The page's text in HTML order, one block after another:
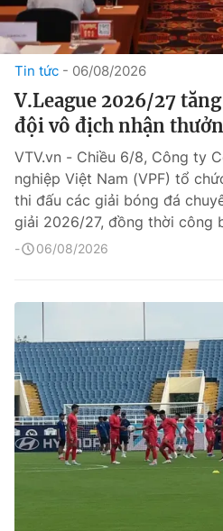
Tin tức 06/08/2026
V.League 2026/27
đội vô địch nhận
VTV.vn - Chiều 6/8, Công ty
nghiệp Việt Nam (VPF) tổ
thi đấu các giải bóng đá
giải 2026/27, đồng thời công
06/08/2026